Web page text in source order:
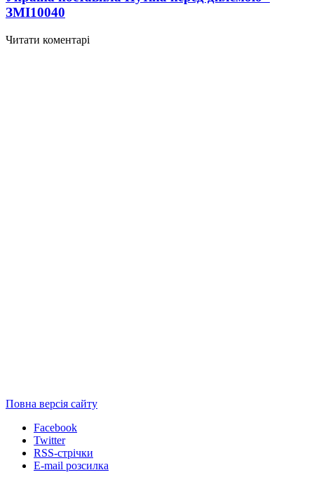
ЗМІ10040
Читати коментарі
Повна версія сайту
Facebook
Twitter
RSS-стрічки
E-mail розсилка